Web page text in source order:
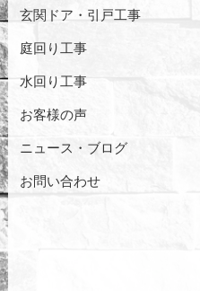
玄関ドア・引戸工事
庭回り工事
水回り工事
お客様の声
ニュース・ブログ
お問い合わせ